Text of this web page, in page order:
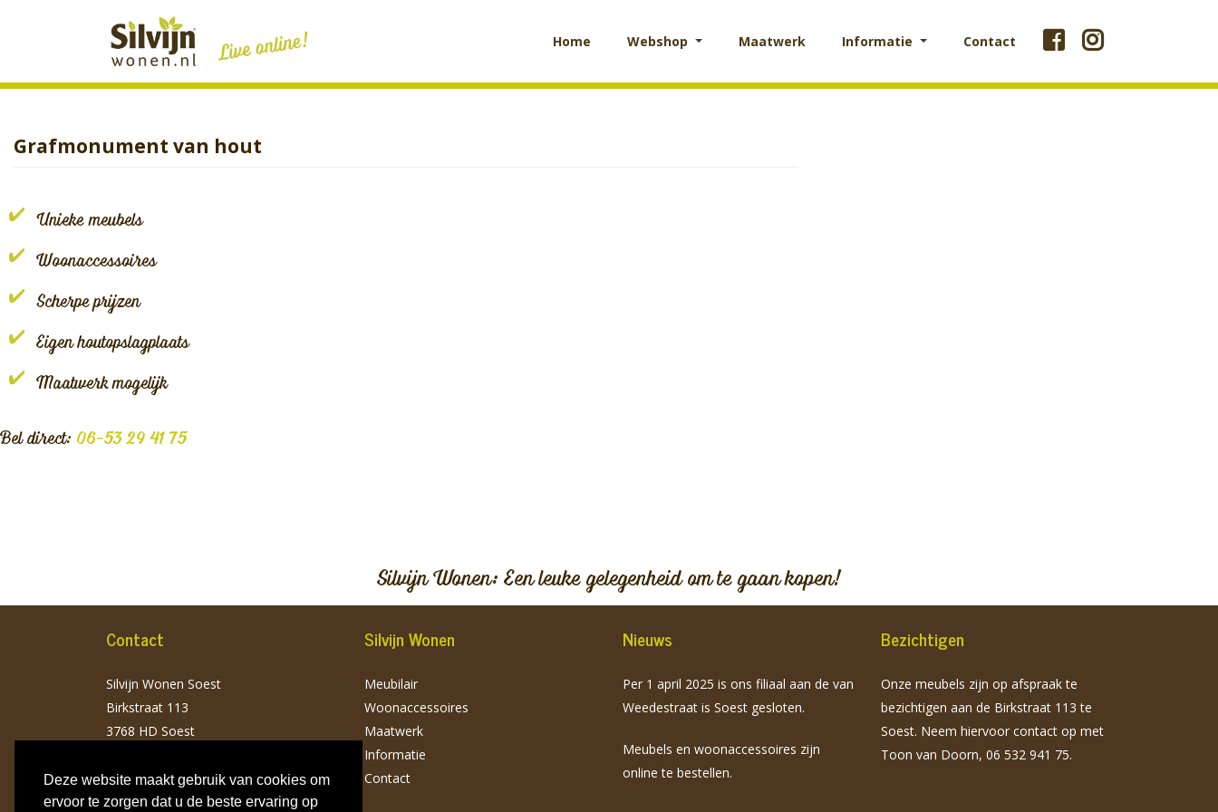
Deze website maakt gebruik van cookies om
ervoor te zorgen dat u de beste ervaring op
Home Webshop Maatwerk Informatie Contact
Grafmonument van hout
Unieke meubels
Woonaccessoires
Scherpe prijzen
Eigen houtopslagplaats
Maatwerk mogelijk
Bel direct: 06-53 29 41 75
Silvijn Wonen: Een leuke gelegenheid om te gaan kopen!
Contact
Silvijn Wonen Soest
Birkstraat 113
3768 HD Soest
info@silvijnwonen.nl
Silvijn Wonen
Meubilair
Woonaccessoires
Maatwerk
Informatie
Contact
Nieuws
Per 1 april 2025 is ons filiaal aan de van
Weedestraat is Soest gesloten.
Meubels en woonaccessoires zijn
online te bestellen.
Bezichtigen
Onze meubels zijn op afspraak te
bezichtigen aan de Birkstraat 113 te
Soest. Neem hiervoor contact op met
Toon van Doorn, 06 532 941 75.